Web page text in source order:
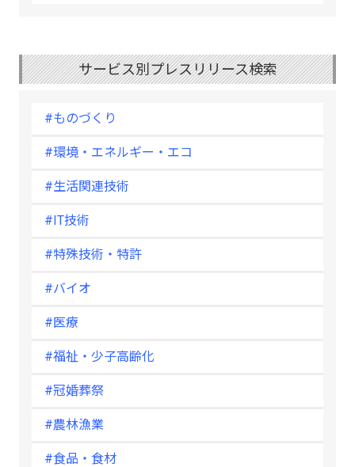
サービス別プレスリリース検索
#ものづくり
#環境・エネルギー・エコ
#生活関連技術
#IT技術
#特殊技術・特許
#バイオ
#医療
#福祉・少子高齢化
#冠婚葬祭
#農林漁業
#食品・食材